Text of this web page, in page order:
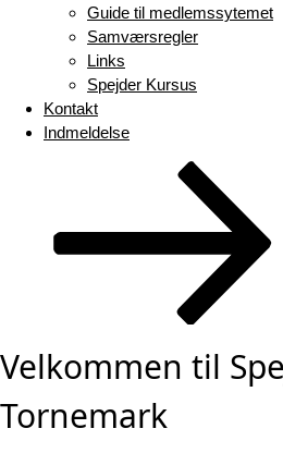
Guide til medlemssytemet
Samværsregler
Links
Spejder Kursus
Kontakt
Indmeldelse
Velkommen til
Tornemark